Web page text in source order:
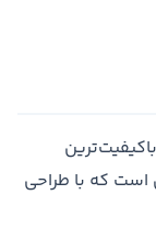
که با طراحی